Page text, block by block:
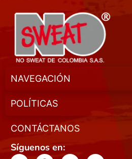
NAVEGACIÓN
POLÍTICAS
CONTÁCTANOS
Síguenos en: